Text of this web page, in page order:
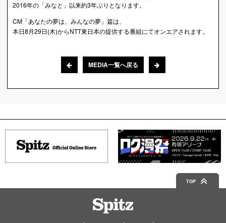
2016年の「みなと」以来約3年ぶりとなります。
CM「あなたの夢は、みんなの夢」篇は、
本日8月29日(木)からNTT東日本の提供する番組にてオンエアされます。
MEDIA一覧へ戻る
TOP